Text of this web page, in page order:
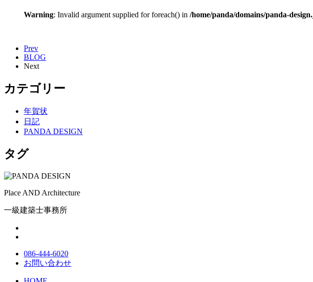
Warning: Invalid argument supplied for foreach() in /home/panda/domains/panda-
Prev
BLOG
Next
カテゴリー
年賀状
日記
PANDA DESIGN
タグ
Place AND Architecture
一級建築士事務所
086-444-6020
お問い合わせ